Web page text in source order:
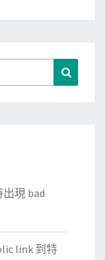
出現 bad
link 到特